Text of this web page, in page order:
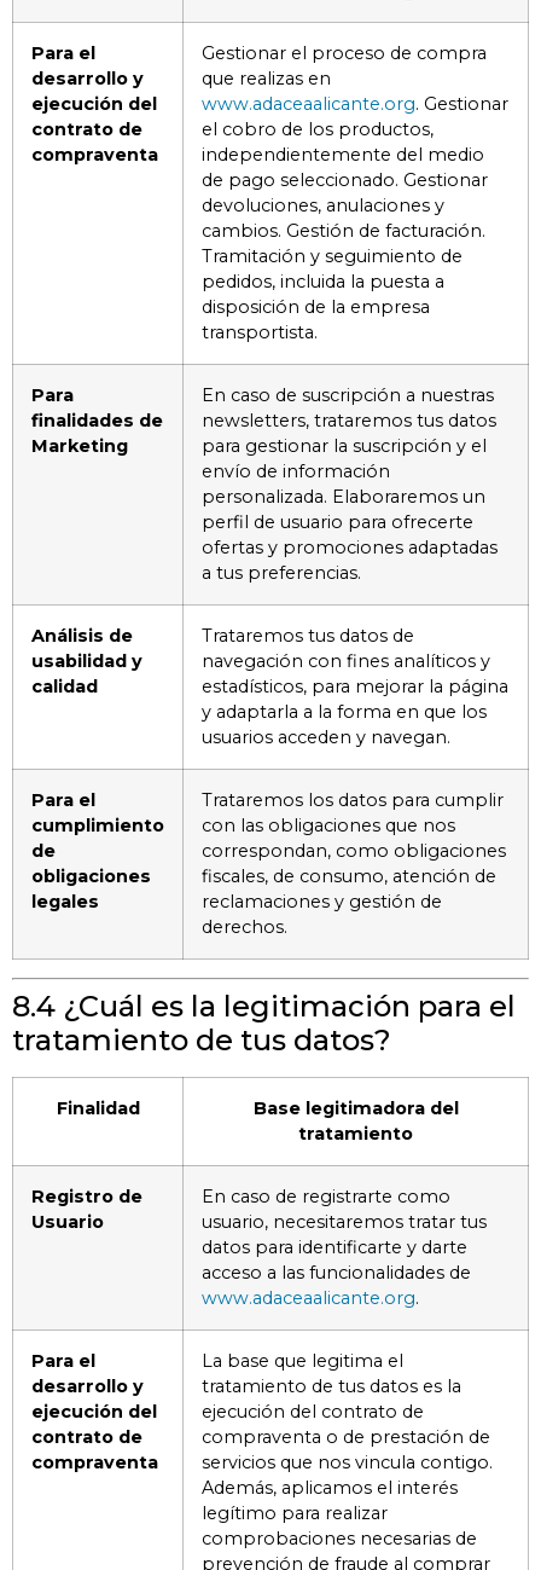
Para el
desarrollo y
ejecución del
contrato de
compraventa
Gestionar el proceso de compra
que realizas en
www.adaceaalicante.org. Gestionar
el cobro de los productos,
independientemente del medio
de pago seleccionado. Gestionar
devoluciones, anulaciones y
cambios. Gestión de facturación.
Tramitación y seguimiento de
pedidos, incluida la puesta a
disposición de la empresa
transportista.
Para
finalidades de
Marketing
En caso de suscripción a nuestras
newsletters, trataremos tus datos
para gestionar la suscripción y el
envío de información
personalizada. Elaboraremos un
perfil de usuario para ofrecerte
ofertas y promociones adaptadas
a tus preferencias.
Análisis de
usabilidad y
calidad
Trataremos tus datos de
navegación con fines analíticos y
estadísticos, para mejorar la página
y adaptarla a la forma en que los
usuarios acceden y navegan.
Para el
cumplimiento
de
obligaciones
legales
Trataremos los datos para cumplir
con las obligaciones que nos
correspondan, como obligaciones
fiscales, de consumo, atención de
reclamaciones y gestión de
derechos.
8.4 ¿Cuál es la legitimación para el
tratamiento de tus datos?
Finalidad
Base legitimadora del
tratamiento
Registro de
Usuario
En caso de registrarte como
usuario, necesitaremos tratar tus
datos para identificarte y darte
acceso a las funcionalidades de
www.adaceaalicante.org.
Para el
desarrollo y
ejecución del
contrato de
compraventa
La base que legitima el
tratamiento de tus datos es la
ejecución del contrato de
compraventa o de prestación de
servicios que nos vincula contigo.
Además, aplicamos el interés
legítimo para realizar
comprobaciones necesarias de
prevención de fraude al comprar